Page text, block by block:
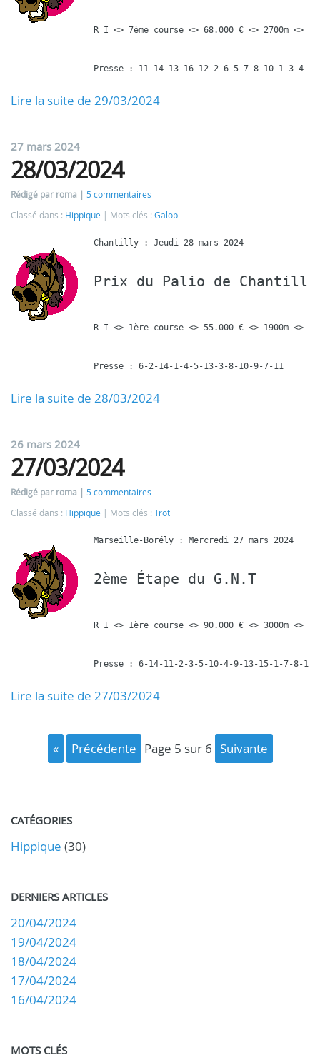
R I <> 7ème course <> 68.000 € <> 2700m <>
Lire la suite de 29/03/2024
27 mars 2024
28/03/2024
Rédigé par roma
5 commentaires
Classé dans : Hippique Mots clés : Galop
Prix du Palio de Chantilly
R I <> 1ère course <> 55.000 € <> 1900m <>
Lire la suite de 28/03/2024
26 mars 2024
27/03/2024
Rédigé par roma
5 commentaires
Classé dans : Hippique Mots clés : Trot
2ème Étape du G.N.T
R I <> 1ère course <> 90.000 € <> 3000m <>
Presse : 6-14-11-2-3-5-10-4-9-13-15-1-7-8-12-
Lire la suite de 27/03/2024
« précédente page 5 sur 6 suivante
CATÉGORIES
Hippique (30)
DERNIERS ARTICLES
20/04/2024
19/04/2024
18/04/2024
17/04/2024
16/04/2024
MOTS CLÉS